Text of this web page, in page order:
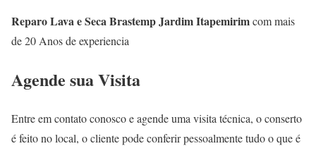
Reparo Lava e Seca Brastemp Jardim Itapemirimcom mais
de 20 Anos de experiencia
Agende sua Visita
Entre em contato conosco e agende uma visita técnica, o conserto
é feito no local, o cliente pode conferir pessoalmente tudo o que é